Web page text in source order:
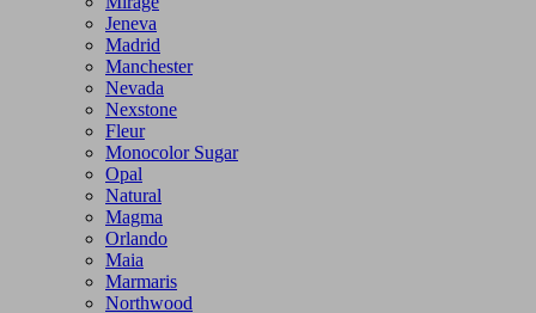
Jeneva
Madrid
Manchester
Nevada
Nexstone
Fleur
Monocolor Sugar
Opal
Natural
Magma
Orlando
Maia
Marmaris
Northwood